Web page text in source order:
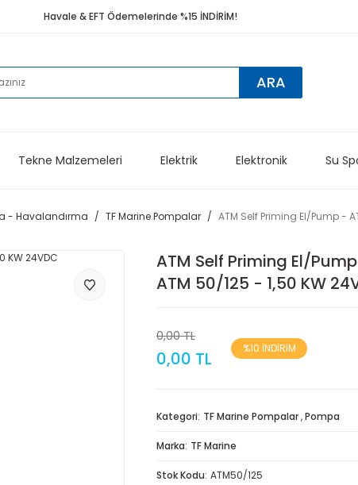
Havale & EFT Ödemelerinde %15 İNDİRİM!
ARA
Tekne Malzemeleri Elektrik Elektronik Su
- Havalandırma TF Marine Pompalar ATM Self Priming El/Pump -
ATM Self Priming El/
ATM 50/125 - 1,50 KW
0,00 TL
0,00 TL %10 İNDİRİM
Kategori TF Marine Pompalar,Pompa
Marka TF Marine
Stok Kodu ATM50/125